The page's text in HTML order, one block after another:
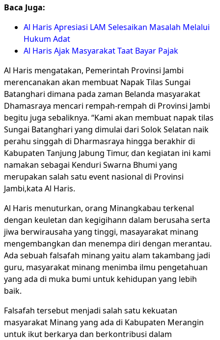
Baca Juga:
Al Haris Apresiasi LAM Selesaikan Masalah Melalui
Hukum Adat
Al Haris Ajak Masyarakat Taat Bayar Pajak
Al Haris mengatakan, Pemerintah Provinsi Jambi
merencanakan akan membuat Napak Tilas Sungai
Batanghari dimana pada zaman Belanda masyarakat
Dhamasraya mencari rempah-rempah di Provinsi Jambi
begitu juga sebaliknya. “Kami akan membuat napak tilas
Sungai Batanghari yang dimulai dari Solok Selatan naik
perahu singgah di Dharmasraya hingga berakhir di
Kabupaten Tanjung Jabung Timur, dan kegiatan ini kami
namakan sebagai Kenduri Swarna Bhumi yang
merupakan salah satu event nasional di Provinsi
Jambi,kata Al Haris.
Al Haris menuturkan, orang Minangkabau terkenal
dengan keuletan dan kegigihann dalam berusaha serta
jiwa berwirausaha yang tinggi, masayarakat minang
mengembangkan dan menempa diri dengan merantau.
Ada sebuah falsafah minang yaitu alam takambang jadi
guru, masyarakat minang menimba ilmu pengetahuan
yang ada di muka bumi untuk kehidupan yang lebih
baik.
Falsafah tersebut menjadi salah satu kekuatan
masyarakat Minang yang ada di Kabupaten Merangin
untuk ikut berkarya dan berkontribusi dalam